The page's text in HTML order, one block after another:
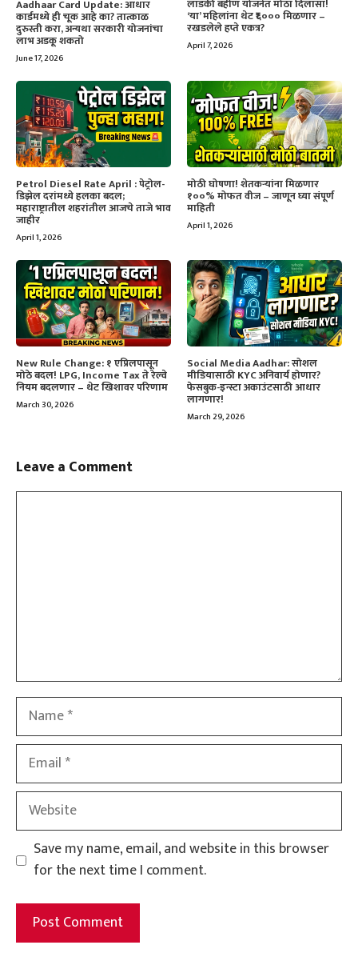
Aadhaar Card Update: आधार
कार्डमध्ये ही चूक आहे का? तात्काळ
दुरुस्ती करा, अन्यथा सरकारी योजनांचा
लाभ अडकू शकतो
June 17, 2026
लाडकी बहीण योजनेत मोठा दिलासा!
‘या’ महिलांना थेट ₹६००० मिळणार –
रखडलेले हप्ते एकत्र?
April 7, 2026
Petrol Diesel Rate April : पेट्रोल-
डिझेल दरांमध्ये हलका बदल;
महाराष्ट्रातील शहरांतील आजचे ताजे भाव
जाहीर
April 1, 2026
मोठी घोषणा! शेतकऱ्यांना मिळणार
१००% मोफत वीज – जाणून घ्या संपूर्ण
माहिती
April 1, 2026
New Rule Change: १ एप्रिलपासून
मोठे बदल! LPG, Income Tax ते रेल्वे
नियम बदलणार – थेट खिशावर परिणाम
March 30, 2026
Social Media Aadhar: सोशल
मीडियासाठी KYC अनिवार्य होणार?
फेसबुक-इन्स्टा अकाउंटसाठी आधार
लागणार!
March 29, 2026
Leave a Comment
Name
Email
Website
Save my name, email, and website in this browser
for the next time I comment.